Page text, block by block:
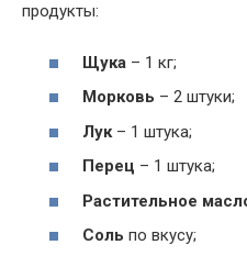
продукты:
Щука – 1 кг;
Морковь – 2 штуки;
Лук – 1 штука;
Перец – 1 штука;
Растительное
Соль по вкусу;